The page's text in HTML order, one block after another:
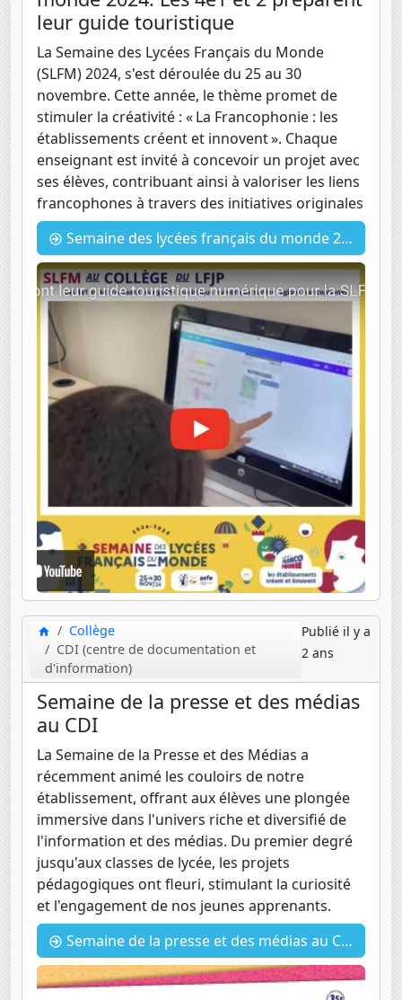
leur guide touristique
La Semaine des Lycées Français du Monde
(SLFM) 2024, s'est déroulée du 25 au 30
novembre. Cette année, le thème promet de
stimuler la créativité : « La Francophonie : les
établissements créent et innovent ». Chaque
enseignant est invité à concevoir un projet avec
ses élèves, contribuant ainsi à valoriser les liens
francophones à travers des initiatives originales
Semaine des lycées français du monde 2024: Les 4e1 et 2 préparent leur guide touristique
Collège
CDI (centre de documentation et
d'information)
Publié il y a
2 ans
Semaine de la presse et des médias
au CDI
La Semaine de la Presse et des Médias a
récemment animé les couloirs de notre
établissement, offrant aux élèves une plongée
immersive dans l'univers riche et diversifié de
l'information et des médias. Du premier degré
jusqu'aux classes de lycée, les projets
pédagogiques ont fleuri, stimulant la curiosité
et l'engagement de nos jeunes apprenants.
Semaine de la presse et des médias au CDI